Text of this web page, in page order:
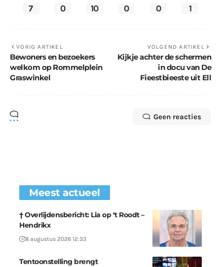
7 0 10 0 0 1
VORIG ARTIKEL
Bewoners en bezoekers
welkom op Rommelplein
Graswinkel
VOLGEND ARTIKEL
Kijkje achter de schermen
in docu van De
Fieestbieeste uit Ell
Geen reacties
Meest actueel
† Overlijdensbericht: Lia op ‘t Roodt –
Hendrikx
8 augustus 2026 12:33
Tentoonstelling brengt